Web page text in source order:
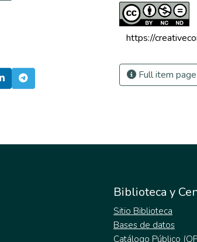
https://
Full item page
Biblioteca y
Sitio Biblioteca
Bases de datos
Catálogo Público